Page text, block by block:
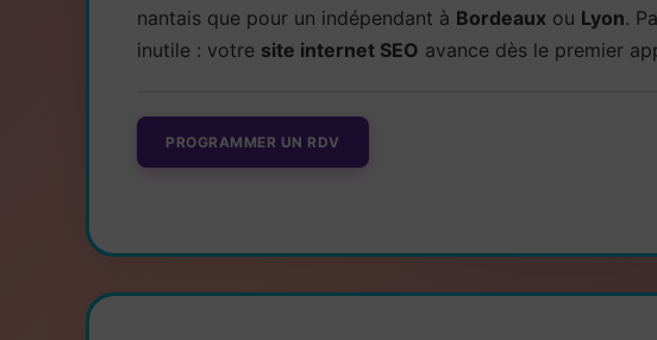
nantais que pour un indépendant à Bordeaux ou Lyon.
inutile : votre site internet SEO avance dès le premier
PROGRAMMER UN RDV